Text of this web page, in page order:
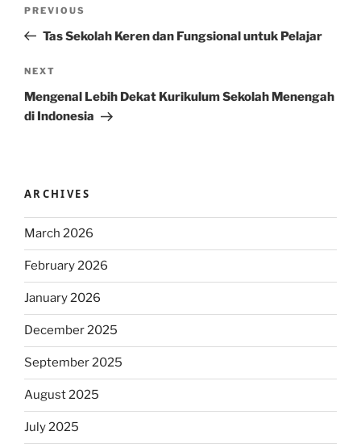
Previous
Post
PREVIOUS
Tas Sekolah Keren dan Fungsional untuk Pelajar
Next
Post
NEXT
Mengenal Lebih Dekat Kurikulum Sekolah Menengah
di Indonesia
ARCHIVES
March 2026
February 2026
January 2026
December 2025
September 2025
August 2025
July 2025